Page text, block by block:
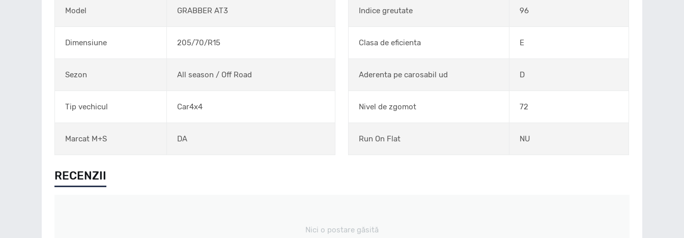
Model GRABBER AT3
Dimensiune 205/70/R15
Sezon All season / Off Road
Tip vechicul Car4x4
Marcat M+S DA
Indice greutate 96
Clasa de eficienta E
Aderenta pe carosabil ud D
Nivel de zgomot 72
Run On Flat NU
RECENZII
Nici o postare găsită